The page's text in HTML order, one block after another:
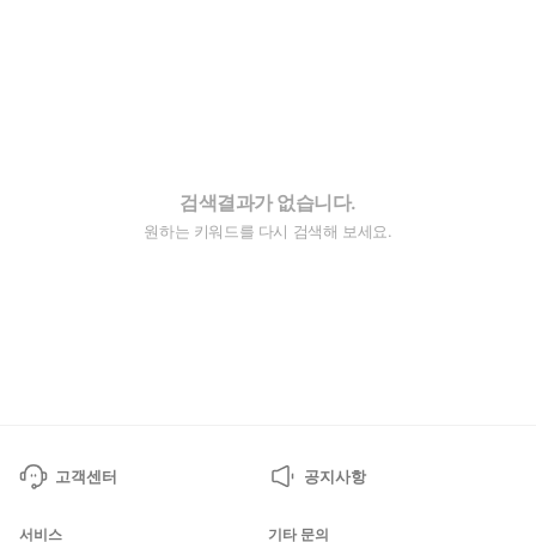
검색결과가 없습니다.
원하는 키워드를 다시 검색해 보세요.
고객센터 공지사항
서비스 기타 문의